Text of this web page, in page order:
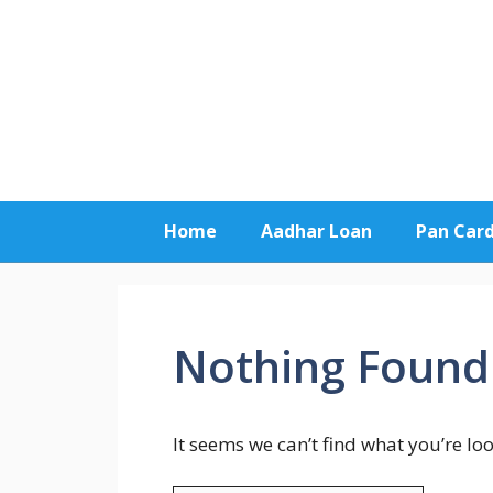
Home Aadhar Loan Pan
Nothing Found
It seems we can’t find what you’re